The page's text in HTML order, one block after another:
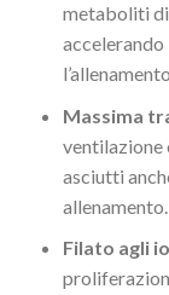
metaboliti di
Massima
ventilazione
asciutti
allenamento.
Filato agli